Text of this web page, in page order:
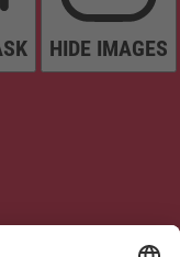
HIDE IMAGES